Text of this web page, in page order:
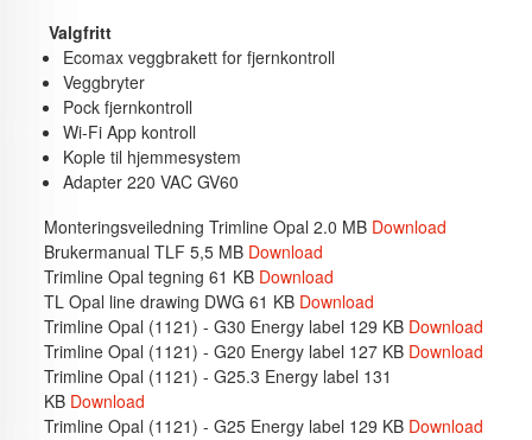
Valgfritt
Ecomax veggbrakett for fjernkontroll
Veggbryter
Pock fjernkontroll
Wi-Fi App kontroll
Kople til hjemmesystem
Adapter 220 VAC GV60
Monteringsveiledning Trimline Opal 2.0 MB Download
Brukermanual TLF 5,5 MB Download
Trimline Opal tegning 61 KB Download
TL Opal line drawing DWG 61 KB Download
Trimline Opal (1121) - G30 Energy label 129 KB Download
Trimline Opal (1121) - G20 Energy label 127 KB Download
Trimline Opal (1121) - G25.3 Energy label 131
KB Download
Trimline Opal (1121) - G25 Energy label 129 KB Download